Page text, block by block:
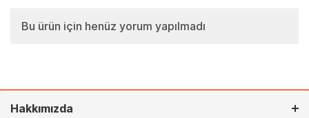
Bu ürün için henüz yorum yapılmadı
Hakkımızda